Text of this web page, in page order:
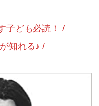
子ども必読！ /
知れる♪ /